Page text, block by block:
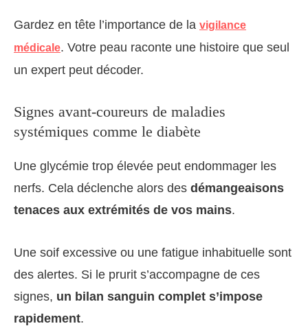
Gardez en tête l’importance de la vigilance
médicale. Votre peau raconte une histoire que seul
un expert peut décoder.
Signes avant-coureurs de maladies
systémiques comme le diabète
Une glycémie trop élevée peut endommager les
nerfs. Cela déclenche alors des démangeaisons
tenaces aux extrémités de vos mains.
Une soif excessive ou une fatigue inhabituelle sont
des alertes. Si le prurit s’accompagne de ces
signes, un bilan sanguin complet s’impose
rapidement.